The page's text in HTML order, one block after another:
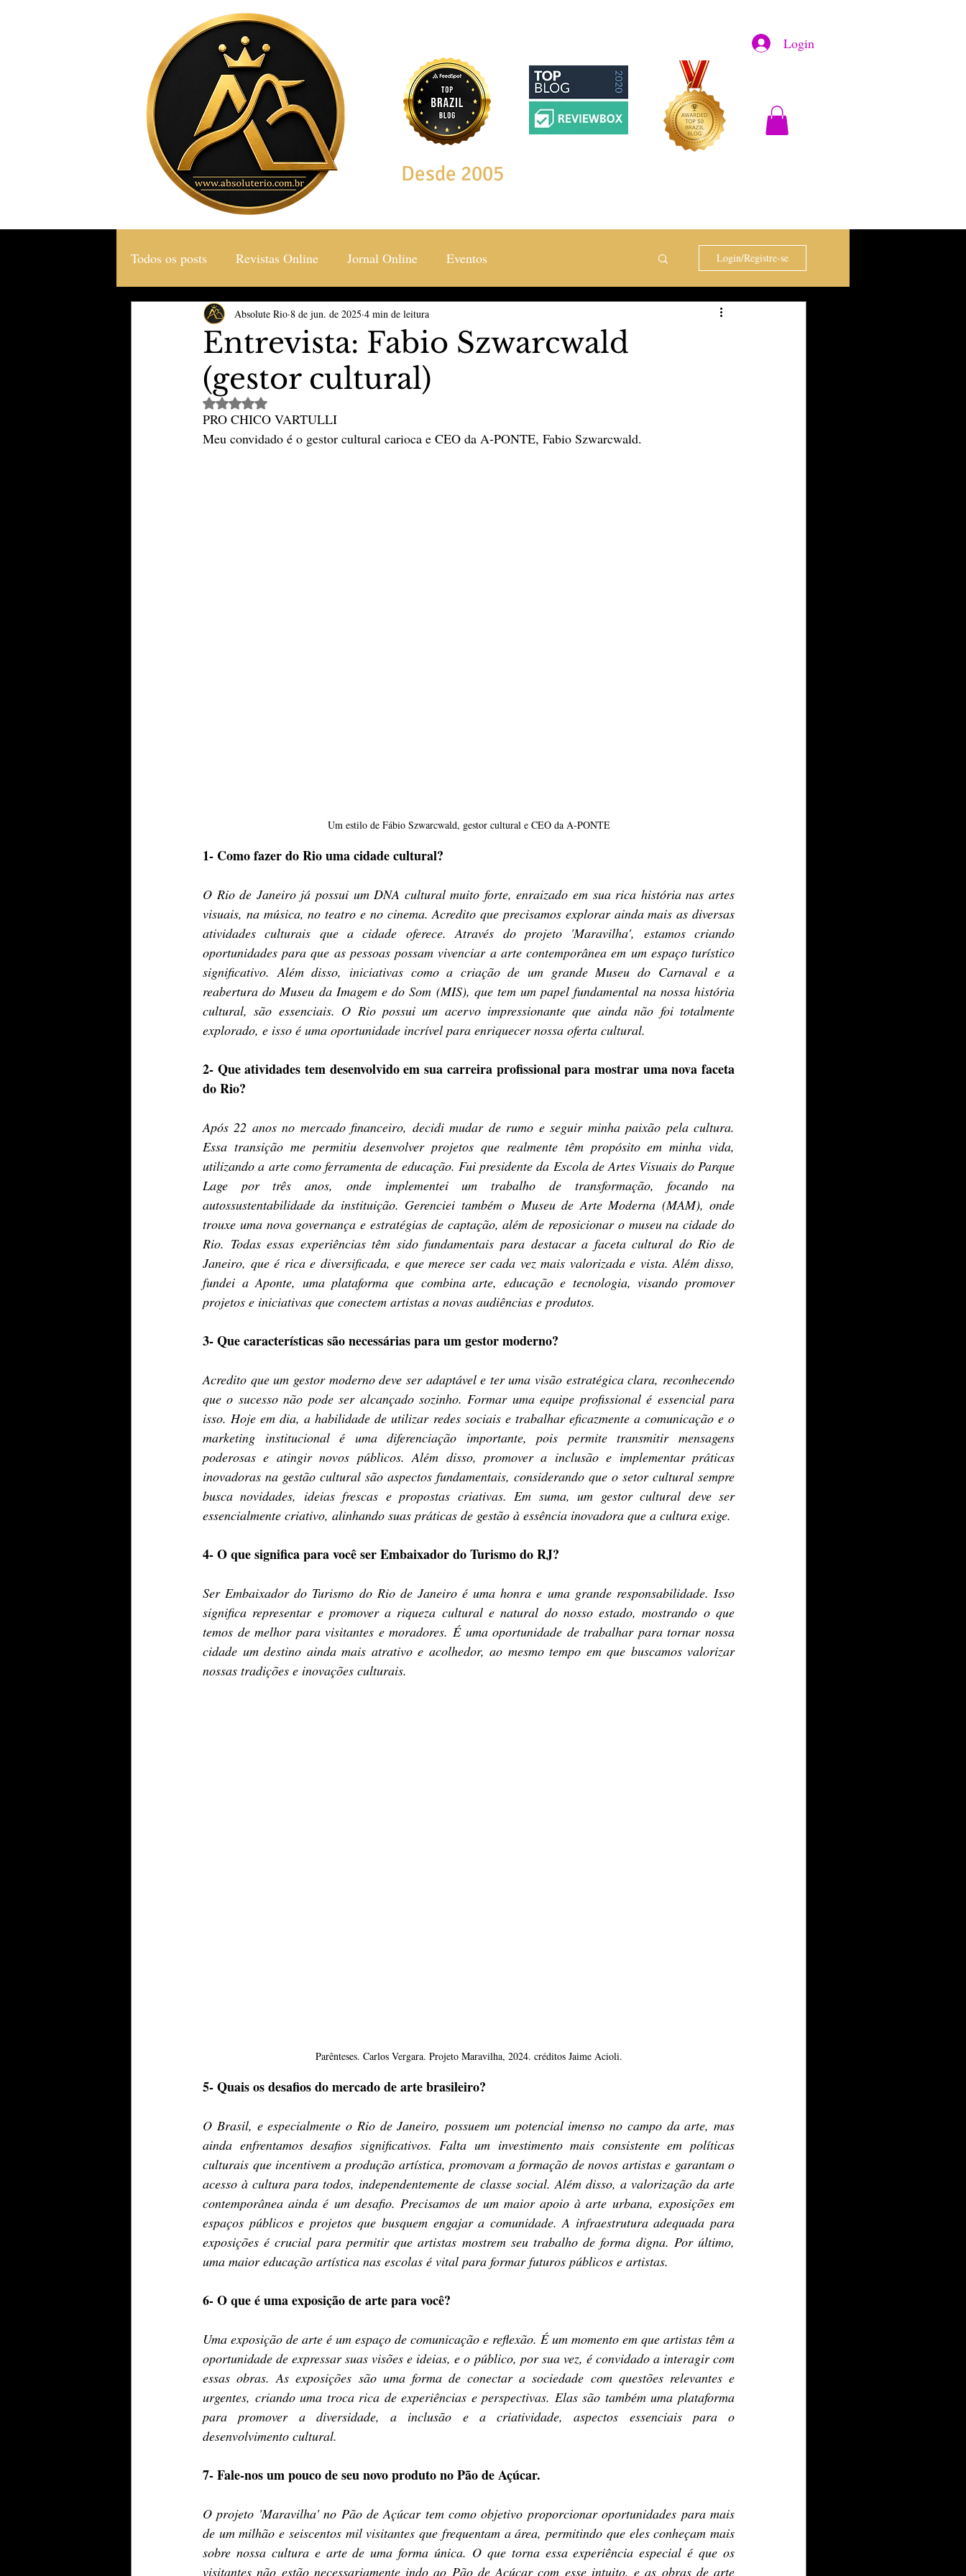
Login
Desde 2005
Todos os posts Revistas Online Jornal Online Eventos
Gastronomia & Turismo Social & Estilos Saúde & Bem Estar
TheVipClubBusiness Revistas The Vip Club Business
Login/Registre-se
Entrevista: Fabio Szwarcwald
(gestor cultural)
Absolute Rio 8 de jun. de 2025 4 min de leitura
Avaliado com NaN de 5 estrelas.
PRO CHICO VARTULLI
Meu convidado é o gestor cultural carioca e CEO da A-PONTE, Fabio Szwarcwald.
Um estilo de Fábio Szwarcwald, gestor cultural e CEO da A-PONTE
1- Como fazer do Rio uma cidade cultural?
O Rio de Janeiro já possui um DNA cultural muito forte, enraizado em sua rica história nas artes
visuais, na música, no teatro e no cinema. Acredito que precisamos explorar ainda mais as diversas
atividades culturais que a cidade oferece. Através do projeto 'Maravilha', estamos criando
oportunidades para que as pessoas possam vivenciar a arte contemporânea em um espaço turístico
significativo. Além disso, iniciativas como a criação de um grande Museu do Carnaval e a
reabertura do Museu da Imagem e do Som (MIS), que tem um papel fundamental na nossa história
cultural, são essenciais. O Rio possui um acervo impressionante que ainda não foi totalmente
explorado, e isso é uma oportunidade incrível para enriquecer nossa oferta cultural.
2- Que atividades tem desenvolvido em sua carreira profissional para mostrar uma nova faceta
do Rio?
Após 22 anos no mercado financeiro, decidi mudar de rumo e seguir minha paixão pela cultura.
Essa transição me permitiu desenvolver projetos que realmente têm propósito em minha vida,
utilizando a arte como ferramenta de educação. Fui presidente da Escola de Artes Visuais do Parque
Lage por três anos, onde implementei um trabalho de transformação, focando na
autossustentabilidade da instituição. Gerenciei também o Museu de Arte Moderna (MAM), onde
trouxe uma nova governança e estratégias de captação, além de reposicionar o museu na cidade do
Rio. Todas essas experiências têm sido fundamentais para destacar a faceta cultural do Rio de
Janeiro, que é rica e diversificada, e que merece ser cada vez mais valorizada e vista. Além disso,
fundei a Aponte, uma plataforma que combina arte, educação e tecnologia, visando promover
projetos e iniciativas que conectem artistas a novas audiências e produtos.
3- Que características são necessárias para um gestor moderno?
Acredito que um gestor moderno deve ser adaptável e ter uma visão estratégica clara, reconhecendo
que o sucesso não pode ser alcançado sozinho. Formar uma equipe profissional é essencial para
isso. Hoje em dia, a habilidade de utilizar redes sociais e trabalhar eficazmente a comunicação e o
marketing institucional é uma diferenciação importante, pois permite transmitir mensagens
poderosas e atingir novos públicos. Além disso, promover a inclusão e implementar práticas
inovadoras na gestão cultural são aspectos fundamentais, considerando que o setor cultural sempre
busca novidades, ideias frescas e propostas criativas. Em suma, um gestor cultural deve ser
essencialmente criativo, alinhando suas práticas de gestão à essência inovadora que a cultura exige.
4- O que significa para você ser Embaixador do Turismo do RJ?
Ser Embaixador do Turismo do Rio de Janeiro é uma honra e uma grande responsabilidade. Isso
significa representar e promover a riqueza cultural e natural do nosso estado, mostrando o que
temos de melhor para visitantes e moradores. É uma oportunidade de trabalhar para tornar nossa
cidade um destino ainda mais atrativo e acolhedor, ao mesmo tempo em que buscamos valorizar
nossas tradições e inovações culturais.
Parênteses. Carlos Vergara. Projeto Maravilha, 2024. créditos Jaime Acioli.
5- Quais os desafios do mercado de arte brasileiro?
O Brasil, e especialmente o Rio de Janeiro, possuem um potencial imenso no campo da arte, mas
ainda enfrentamos desafios significativos. Falta um investimento mais consistente em políticas
culturais que incentivem a produção artística, promovam a formação de novos artistas e garantam o
acesso à cultura para todos, independentemente de classe social. Além disso, a valorização da arte
contemporânea ainda é um desafio. Precisamos de um maior apoio à arte urbana, exposições em
espaços públicos e projetos que busquem engajar a comunidade. A infraestrutura adequada para
exposições é crucial para permitir que artistas mostrem seu trabalho de forma digna. Por último,
uma maior educação artística nas escolas é vital para formar futuros públicos e artistas.
6- O que é uma exposição de arte para você?
Uma exposição de arte é um espaço de comunicação e reflexão. É um momento em que artistas têm a
oportunidade de expressar suas visões e ideias, e o público, por sua vez, é convidado a interagir com
essas obras. As exposições são uma forma de conectar a sociedade com questões relevantes e
urgentes, criando uma troca rica de experiências e perspectivas. Elas são também uma plataforma
para promover a diversidade, a inclusão e a criatividade, aspectos essenciais para o
desenvolvimento cultural.
7- Fale-nos um pouco de seu novo produto no Pão de Açúcar.
O projeto 'Maravilha' no Pão de Açúcar tem como objetivo proporcionar oportunidades para mais
de um milhão e seiscentos mil visitantes que frequentam a área, permitindo que eles conheçam mais
sobre nossa cultura e arte de uma forma única. O que torna essa experiência especial é que os
visitantes não estão necessariamente indo ao Pão de Açúcar com esse intuito, e as obras de arte